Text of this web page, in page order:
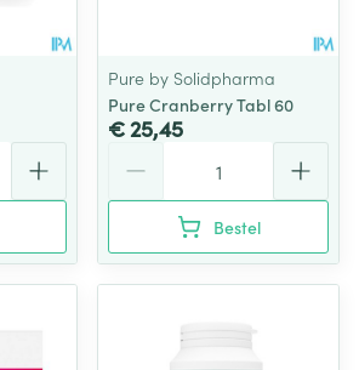
Pure by Solidpharma
Pure Cranberry Tabl 60
€ 25,45
Bestel